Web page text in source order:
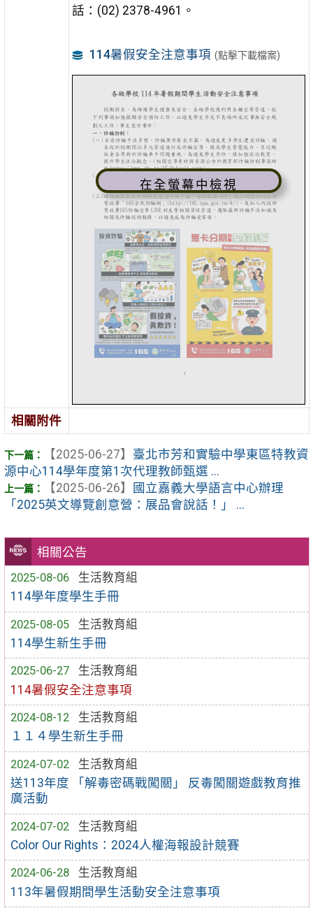
相關公告
2025-08-06
生活教育組
114學年度學生手冊
2025-08-05
生活教育組
114學生新生手冊
2025-06-27
生活教育組
114暑假安全注意事項
2024-08-12
生活教育組
１１４學生新生手冊
2024-07-02
生活教育組
送113年度 「解毒密碼戰闖關」 反毒闖關遊戲教育推
廣活動
2024-07-02
生活教育組
Color Our Rights：2024人權海報設計競賽
2024-06-28
生活教育組
113年暑假期間學生活動安全注意事項
話：(02) 2378-4961。
114暑假安全注意事項 (點擊下載檔案)
在全螢幕中檢視
相關附件
【2025-06-27】 臺北市芳和實驗中學東區特教資
源中心114學年度第1次代理教師甄選 ...
【2025-06-26】
國立嘉義大學語言中心辦理
「2025英文導覽創意營：展品會說話！」 ...